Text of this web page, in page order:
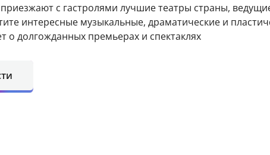
с гастролями лучшие театры страны,
интересные музыкальные, драматические и
о долгожданных премьерах и спектаклях